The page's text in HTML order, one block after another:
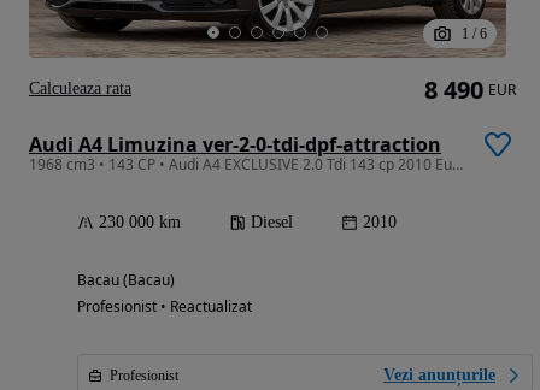
1 / 6
Audi A4 Limuzina ver-2-0-tdi-dpf-attraction
1968 cm3 • 143 CP • Audi A4 EXCLUSIVE 2.0 Tdi 143 cp 2010 Euro 5 Full Led
230 000 km Diesel 2010
Bacau (Bacau)
Profesionist • Reactualizat
Profesionist Vezi anunțurile
8 490 EUR
Calculeaza rata